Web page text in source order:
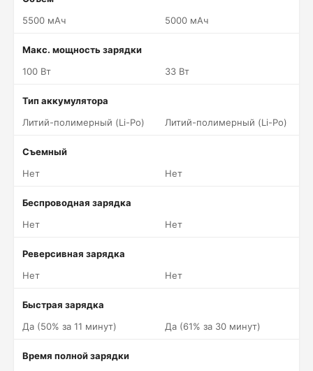
5500 мАч
5000 мАч
Макс. мощность зарядки
100 Вт
33 Вт
Тип аккумулятора
Литий-полимерный (Li-Po)
Литий-полимерный (Li-Po)
Съемный
Нет
Нет
Беспроводная зарядка
Нет
Нет
Реверсивная зарядка
Нет
Нет
Быстрая зарядка
Да (50% за 11 минут)
Да (61% за 30 минут)
Время полной зарядки